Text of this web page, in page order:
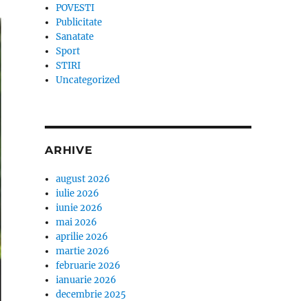
POVESTI
Publicitate
Sanatate
Sport
STIRI
Uncategorized
ARHIVE
august 2026
iulie 2026
iunie 2026
mai 2026
aprilie 2026
martie 2026
februarie 2026
ianuarie 2026
decembrie 2025